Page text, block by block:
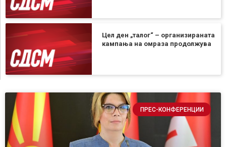
Цел ден „талог“ – организираната
кампања на омраза продолжува
ПРЕС-КОНФЕРЕНЦИИ